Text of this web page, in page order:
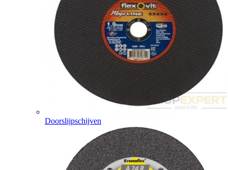
Doorslijpschijven